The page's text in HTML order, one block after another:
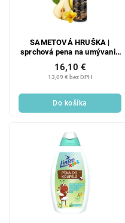
SAMETOVÁ HRUŠKA |
sprchová pena na umývanie
starostlivosť | 250 ml
13,09 € bez DPH
16,10 €
Do košíka